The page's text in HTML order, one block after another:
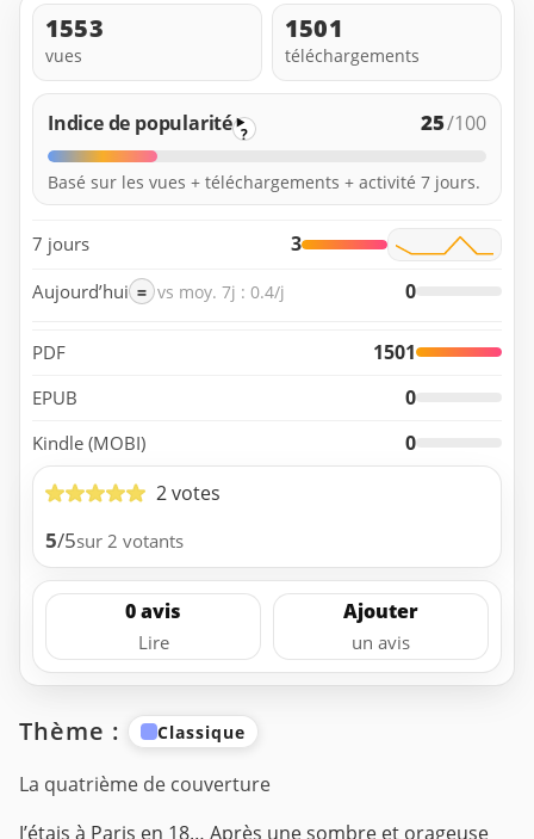
1553
vues
1501
téléchargements
Indice de popularité ? 25/100
Basé sur les vues + téléchargements + activité 7 jours.
7 jours 3
Aujourd’hui = vs moy. 7j : 0.4/j 0
PDF 1501
EPUB 0
Kindle (MOBI)
0
2 votes
5/5sur 2 votants
0 avis
Lire
Ajouter
un avis
Thème : Classique
La quatrième de couverture
J’étais à Paris en 18… Après une sombre et orageuse